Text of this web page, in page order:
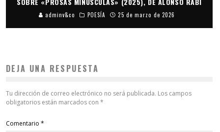
adminv&co POESÍA 25 de marzo de 2026
DEJA UNA RESPUESTA
Tu dirección de correo electrónico no será publicada. Los campos
obligatorios están marcados con *
Comentario *